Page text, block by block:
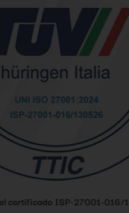
Descargar el certificado